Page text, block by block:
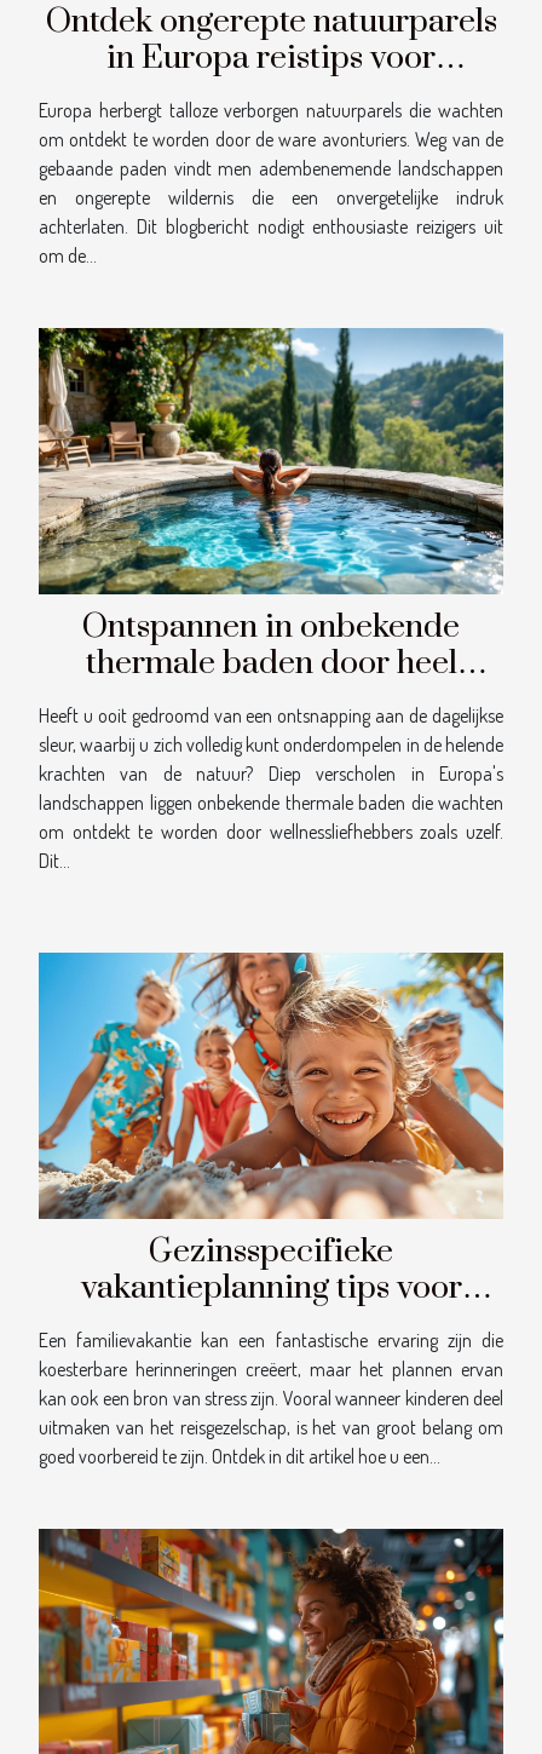
Ontdek ongerepte natuurparels
in Europa reistips voor
avonturiers
Europa herbergt talloze verborgen natuurparels die wachten
om ontdekt te worden door de ware avonturiers. Weg van de
gebaande paden vindt men adembenemende landschappen
en ongerepte wildernis die een onvergetelijke indruk
achterlaten. Dit blogbericht nodigt enthousiaste reizigers uit
om de...
Ontspannen in onbekende
thermale baden door heel
Europa geheime hotspots voor
wellnessliefhebbers
Heeft u ooit gedroomd van een ontsnapping aan de dagelijkse
sleur, waarbij u zich volledig kunt onderdompelen in de helende
krachten van de natuur? Diep verscholen in Europa's
landschappen liggen onbekende thermale baden die wachten
om ontdekt te worden door wellnessliefhebbers zoals uzelf.
Dit...
Gezinsspecifieke
vakantieplanning tips voor
memorabele en stressvrije
reizen met kinderen
Een familievakantie kan een fantastische ervaring zijn die
koesterbare herinneringen creëert, maar het plannen ervan
kan ook een bron van stress zijn. Vooral wanneer kinderen deel
uitmaken van het reisgezelschap, is het van groot belang om
goed voorbereid te zijn. Ontdek in dit artikel hoe u een...